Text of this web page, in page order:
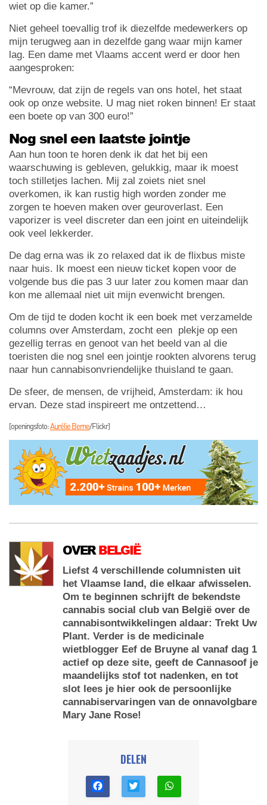
wiet op die kamer.”
Niet geheel toevallig trof ik diezelfde medewerkers op
mijn terugweg aan in dezelfde gang waar mijn kamer
lag. Een dame met Vlaams accent werd er door hen
aangesproken:
“Mevrouw, dat zijn de regels van ons hotel, het staat
ook op onze website. U mag niet roken binnen! Er staat
een boete op van 300 euro!”
Nog snel een laatste jointje
Aan hun toon te horen denk ik dat het bij een
waarschuwing is gebleven, gelukkig, maar ik moest
toch stilletjes lachen. Mij zal zoiets niet snel
overkomen, ik kan rustig high worden zonder me
zorgen te hoeven maken over geuroverlast. Een
vaporizer is veel discreter dan een joint en uiteindelijk
ook veel lekkerder.
De dag erna was ik zo relaxed dat ik de flixbus miste
naar huis. Ik moest een nieuw ticket kopen voor de
volgende bus die pas 3 uur later zou komen maar dan
kon me allemaal niet uit mijn evenwicht brengen.
Om de tijd te doden kocht ik een boek met verzamelde
columns over Amsterdam, zocht een plekje op een
gezellig terras en genoot van het beeld van al die
toeristen die nog snel een jointje rookten alvorens terug
naar hun cannabisonvriendelijke thuisland te gaan.
De sfeer, de mensen, de vrijheid, Amsterdam: ik hou
ervan. Deze stad inspireert me ontzettend…
[openingsfoto:Aurélie Berne/Flickr]
OVERBELGIË
Liefst 4 verschillende columnisten uit
het Vlaamse land, die elkaar afwisselen.
Om te beginnen schrijft de bekendste
cannabis social club van België over de
cannabisontwikkelingen aldaar: Trekt Uw
Plant. Verder is de medicinale
wietblogger Eef de Bruyne al vanaf dag 1
actief op deze site, geeft de Cannasoof je
maandelijks stof tot nadenken, en tot
slot lees je hier ook de persoonlijke
cannabiservaringen van de onnavolgbare
Mary Jane Rose!
DELEN